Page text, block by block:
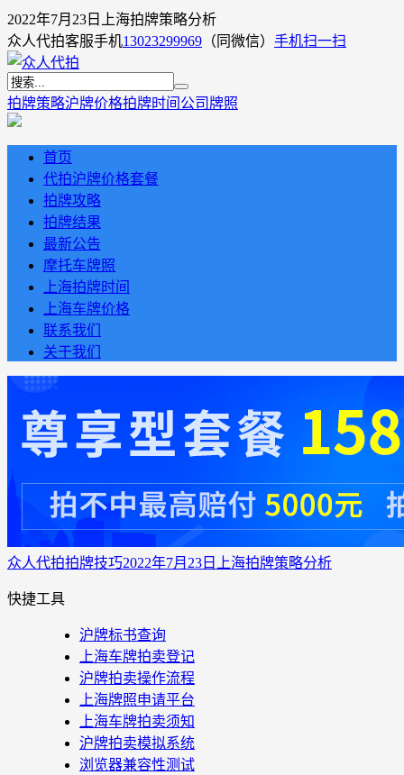
2022年7月23日上海拍牌策略分析
众人代拍客服手机13023299969 （同微信） 手机扫一扫
拍牌策略沪牌价格拍牌时间 公司牌照
首页
代拍沪牌价格套餐
拍牌攻略
拍牌结果
最新公告
摩托车牌照
上海拍牌时间
上海车牌价格
联系我们
关于我们
众人代拍拍牌技巧2022年7月23日上海拍牌策略分析
快捷工具
沪牌标书查询
上海车牌拍卖登记
沪牌拍卖操作流程
上海牌照申请平台
上海车牌拍卖须知
沪牌拍卖模拟系统
浏览器兼容性测试